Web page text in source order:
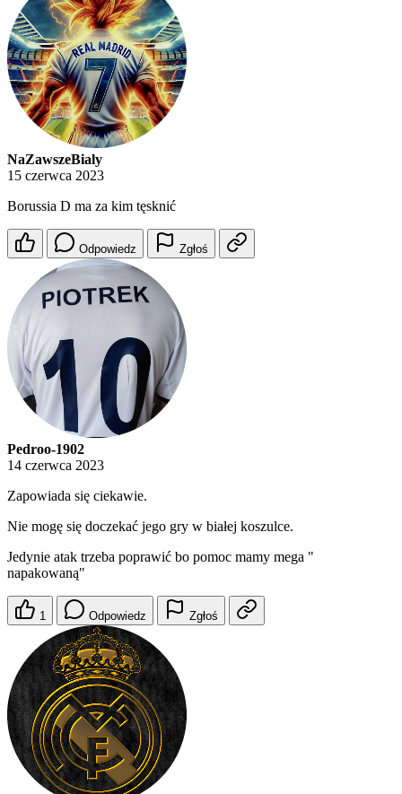
NaZawszeBialy
15 czerwca 2023
Borussia D ma za kim tęsknić
Odpowiedz Zgłoś
Pedroo-1902
14 czerwca 2023
Zapowiada się ciekawie.
Nie mogę się doczekać jego gry w białej koszulce.
Jedynie atak trzeba poprawić bo pomoc mamy mega "
napakowaną"
1 Odpowiedz Zgłoś